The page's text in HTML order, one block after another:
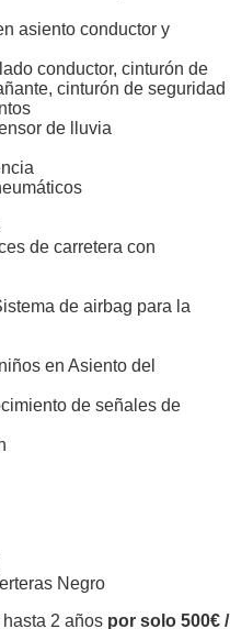
asiento conductor y
conductor, cinturón de
cinturón de seguridad
de lluvia
de carretera con
de airbag para la
en Asiento del
de señales de
Negro
2 años por solo 500€ /